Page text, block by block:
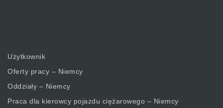
Użytkownik
Oferty pracy – Niemcy
Oddziały – Niemcy
Praca dla kierowcy pojazdu ciężarowego – Niemcy